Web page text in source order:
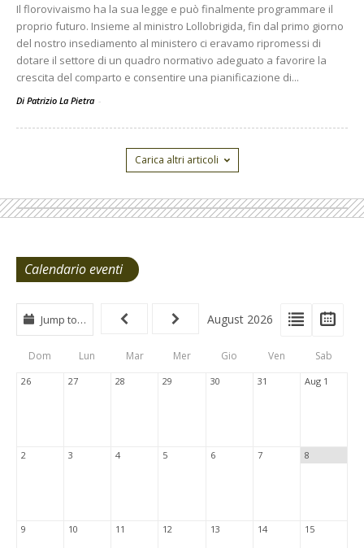
Il florovivaismo ha la sua legge e può finalmente programmare il
proprio futuro. Insieme al ministro Lollobrigida, fin dal primo giorno
del nostro insediamento al ministero ci eravamo ripromessi di
dotare il settore di un quadro normativo adeguato a favorire la
crescita del comparto e consentire una pianificazione di...
Di Patrizio La Pietra -
Carica altri articoli
Calendario eventi
View
Type
Tabs
View
List
Jump to… August 2026
Dom Lun Mar Mer Gio Ven Sab
26 27 28 29 30 31 Aug 1
2 3 4 5 6 7 8
9 10 11 12 13 14 15